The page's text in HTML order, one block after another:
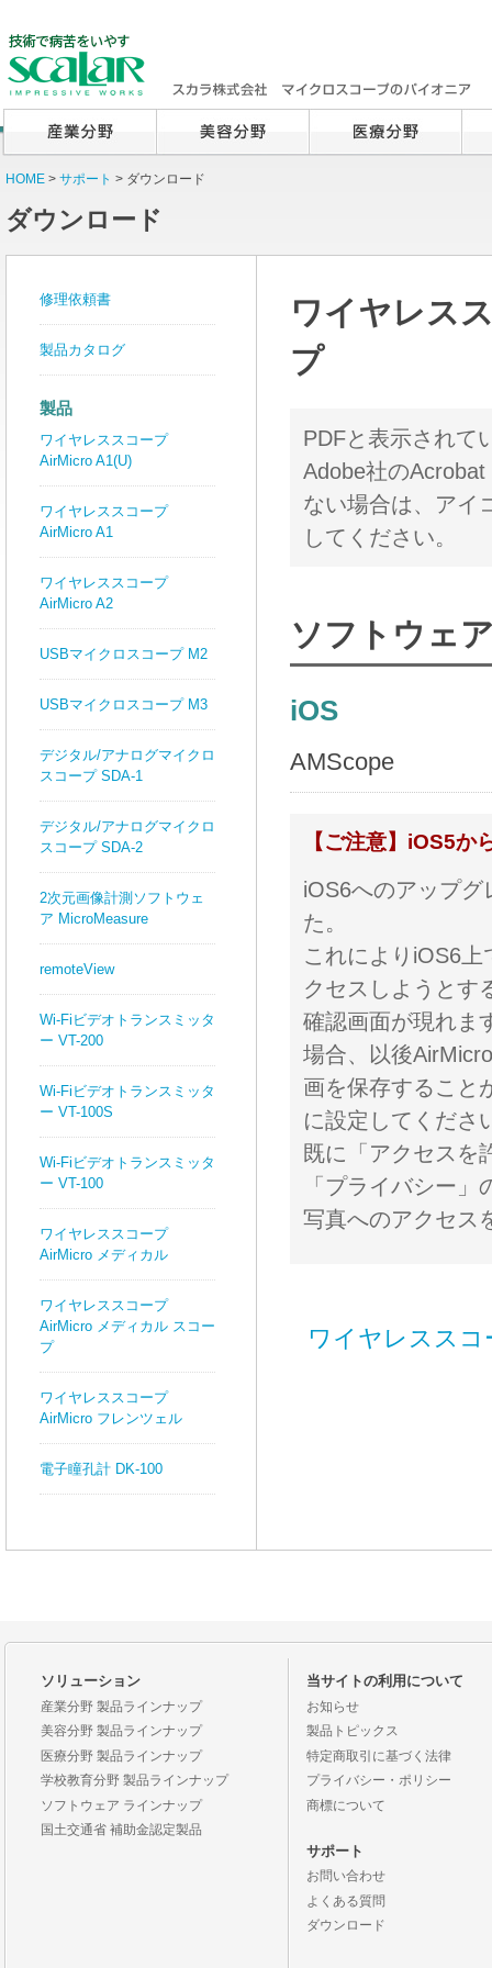
HOME > サポート > ダウンロード
ダウンロード
ワイヤレス
プ
PDFと表示されて
Adobe社の
ない場合は、アイ
してください。
ソフトウェ
iOS
AMScope
【ご注意】iOS5か
iOS6へのアップ
た。
これによりiOS6
クセスしようとす
確認画面が現れま
場合、以後
画を保存すること
に設定してくださ
既に「アクセスを
「プライバシー
写真へのアクセス
ワイヤレススコ
修理依頼書
製品カタログ
製品
ワイヤレススコープ
AirMicro A1(U)
ワイヤレススコープ
AirMicro A1
ワイヤレススコープ
AirMicro A2
USBマイクロスコープ M2
USBマイクロスコープ M3
デジタル/アナログマイクロ
スコープ SDA-1
デジタル/アナログマイクロ
スコープ SDA-2
2次元画像計測ソフトウェ
ア MicroMeasure
remoteView
Wi-Fiビデオトランスミッタ
ー VT-200
Wi-Fiビデオトランスミッタ
ー VT-100S
Wi-Fiビデオトランスミッタ
ー VT-100
ワイヤレススコープ
AirMicro メディカル
ワイヤレススコープ
AirMicro メディカル スコー
プ
ワイヤレススコープ
AirMicro フレンツェル
電子瞳孔計 DK-100
ソリューション
産業分野 製品ラインナップ
美容分野 製品ラインナップ
医療分野 製品ラインナップ
学校教育分野 製品ラインナップ
ソフトウェア ラインナップ
国土交通省 補助金認定製品
当サイトの利用について
お知らせ
製品トピックス
特定商取引に基づく法律
プライバシー・ポリシー
商標について
サポート
お問い合わせ
よくある質問
ダウンロード